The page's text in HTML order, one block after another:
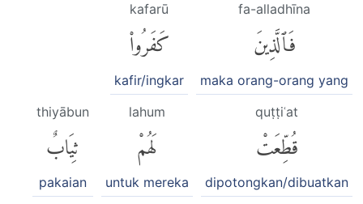
fa-alladhīna
فَٱلَّذِينَ
maka orang-orang yang
kafarū
كَفَرُوا۟
kafir/ingkar
quṭṭiʿat
قُطِّعَتْ
dipotongkan/dibuatkan
lahum
لَهُمْ
untuk mereka
thiyābun
ثِيَابٌ
pakaian